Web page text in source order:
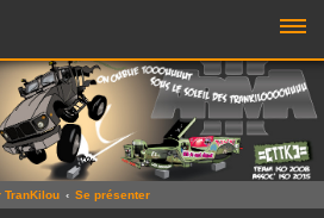
TranKilou Se présenter